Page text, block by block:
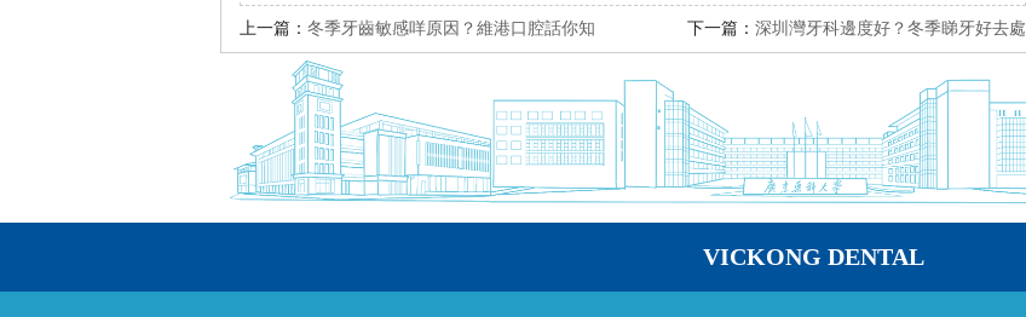
上一篇： 冬季牙齒敏感咩原因？維港口腔話你知 下一篇： 深圳灣牙科邊度好？冬季睇牙好去處
VICKONG DENTAL